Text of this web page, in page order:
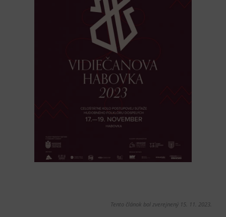
Tento článok bol zverejnený 15. 11. 2023.